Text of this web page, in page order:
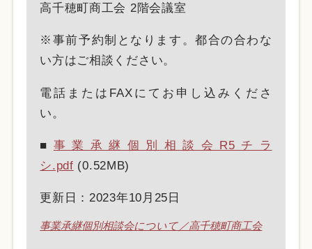
高千穂町商工会 2階会議室
※事前予約制となります。都合の合わな
い方はご相談ください。
電話またはFAXにてお申し込みくださ
い。
■ 事業承継個別相談会R5チラ
シ.pdf (0.52MB)
更新日：2023年10月25日
事業承継個別相談会について／高千穂町商工会